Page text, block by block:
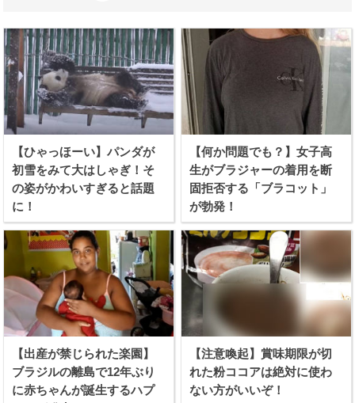
【ひゃっほーい】パンダが
初雪をみて大はしゃぎ！そ
の姿がかわいすぎると話題
に！
【何か問題でも？】女子高
生がブラジャーの着用を断
固拒否する「ブラコット」
が勃発！
【出産が禁じられた楽園】
ブラジルの離島で12年ぶり
に赤ちゃんが誕生するハプ
【注意喚起】賞味期限が切
れた粉ココアは絶対に使わ
ない方がいいぞ！